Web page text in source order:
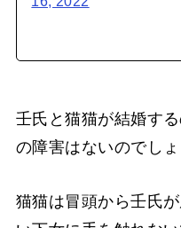
壬氏と猫猫が結婚す
の障害はないのでしょ
猫猫は冒頭から壬氏